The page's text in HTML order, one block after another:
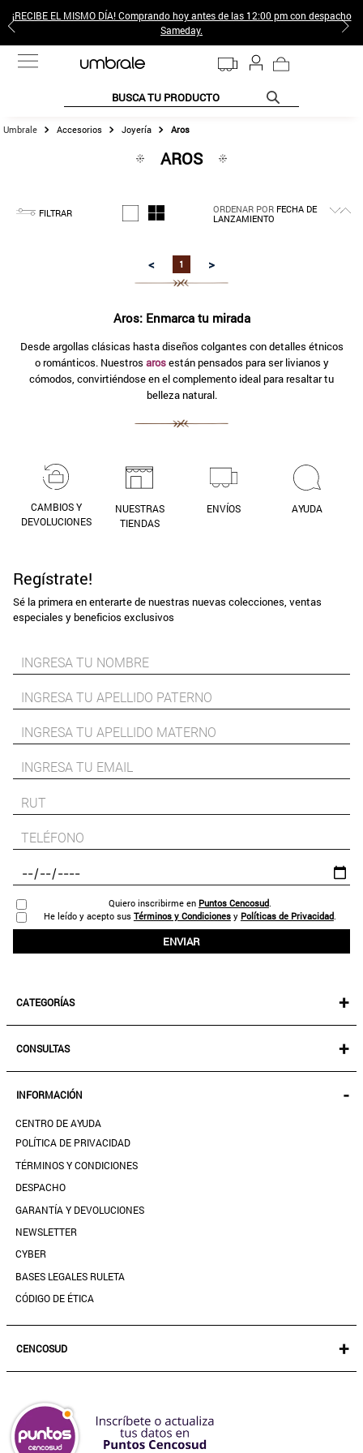
¡RECIBE EL MISMO DÍA! Comprando hoy antes de las 12:00 pm con despacho
Sameday.
BUSCA TU PRODUCTO
Accesorios Joyería Aros
AROS
FILTRAR ORDENAR POR FECHA DE
LANZAMIENTO
< 1 >
Aros: Enmarca tu mirada
Desde argollas clásicas hasta diseños colgantes con detalles étnicos
o románticos. Nuestros arosestán pensados para ser livianos y
cómodos, convirtiéndose en el complemento ideal para resaltar tu
belleza natural.
CAMBIOS Y
DEVOLUCIONES
NUESTRAS
TIENDAS
ENVÍOS AYUDA
Regístrate!
Sé la primera en enterarte de nuestras nuevas colecciones, ventas
especiales y beneficios exclusivos
Quiero inscribirme en Puntos Cencosud.
He leído y acepto sus Términos y Condiciones y Políticas de Privacidad.
ENVIAR
CATEGORÍAS +
MUJER
ACCESORIOS
CALZADO
SALE
CONSULTAS +
SEGUIR MI PEDIDO
DESCARGA TU BOLETA AQUÍ
MIS FAVORITOS
GUÍA DE TALLAS
CONTACTANOS
TIENDAS
PREGUNTAS FRECUENTES
INFORMACIÓN -
CENTRO DE AYUDA
POLÍTICA DE PRIVACIDAD
TÉRMINOS Y CONDICIONES
DESPACHO
GARANTÍA Y DEVOLUCIONES
NEWSLETTER
CYBER
BASES LEGALES RULETA
CÓDIGO DE ÉTICA
CENCOSUD +
SEGURO CENCOSUD
VENTA EMPRESA
PARIS
TÉRMINOS MÁS BUSCADOS
jeans pantalones
3.
sweter
8.
collar
9.
aros